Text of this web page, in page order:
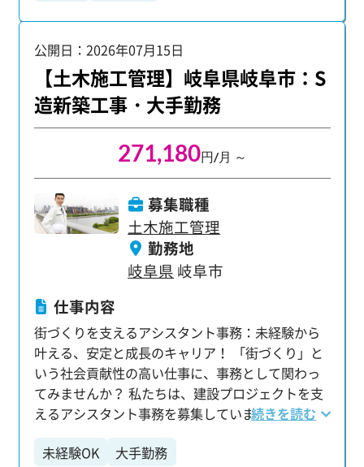
行いながら、現場・仕事の流れに関する理解を深
めましょう。 【充実の教育体制】 タブレット端末
支給でほぼ100％WEBでのリモート研修を受けら
れます。 建設業界の基礎知識や業界用語、ビジネ
スマナーから 業界最先端のシステムまで幅広く学
びます。 もちろん社会人経験が浅い方でも大丈
しており 未経験の方を中心とした育成体制には自
信があります。 安心して活躍頂けるようサポート
します。 【フォロー体制】 マンツーマンでフォロ
ー担当がつき 仕事やキャリアのことをしっかりサ
ポート。 不安なことや将来のキャリアの希望など
全力で耳を傾け、応え、フォローアップしていき
ます。 【充実したプライベートとキャリアアップ
を両立！】 年間休日125日に加えて、平均残業時
間16.36h、有給平均取得日数10.95日。 仕事とプ
ライベートのバランスを大切にしながら、 一人前
のプロジェクト管理者(施工管理)として成長できま
す。 求めている人材 経験不問/学歴不問/高卒OK/
大卒・第二新卒OK 職人や作業員経験、住宅分野経
験のみの方でも歓迎！ 施工管理や図面（CAD）の
公開日：2026年07月15日
【土木施工管理】岐阜県岐阜市：S
造新築工事・大手勤務
271,180円/月 ～
募集職種
土木施工管理
勤務地
岐阜県 岐阜市
仕事内容
街づくりを支えるアシスタント事務：未経験から
叶える、安定と成長のキャリア！ 「街づくり」と
いう社会貢献性の高い仕事に、事務として関わっ
てみませんか？ 私たちは、建設プロジェクトを支
えるアシスタント事務を募集しています。 未経験
からでも、着実にキャリアアップと収入アップを
実現できる環境です。 実際に、未経験入社から入
続きを読む
未経験OK 大手勤務